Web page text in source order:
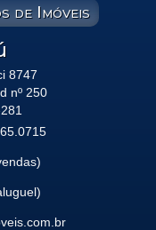
Imóveis
8747
nº 250